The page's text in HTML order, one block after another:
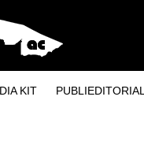
KIT PUBLIEDITORIAL